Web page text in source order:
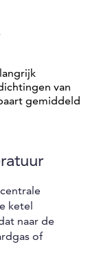
van
gemiddeld
ketel
naar de
of